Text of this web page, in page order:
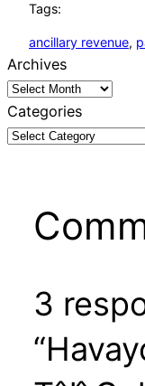
Tags:
ancillary revenue,
Archives
Categories
3